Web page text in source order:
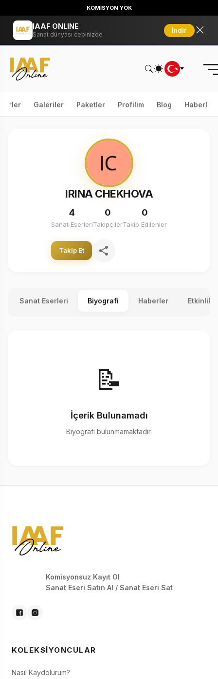
KOMİSYON YOK
IAAF ONLINE
Sanat dünyası cebinizde
İndir
Galeriler Paketler Profilim Blog Haberler
IRINA CHEKHOVA
4
Sanat Eserleri
0
Takipçiler
0
Takip Edilenler
Takip Et
Sanat Eserleri Biyografi Haberler
📝
İçerik Bulunamadı
Biyografi bulunmamaktadır.
Komisyonsuz Kayıt Ol
Sanat Eseri Satın Al / Sanat Eseri Sat
KOLEKSIYONCULAR
Nasıl Kaydolurum?